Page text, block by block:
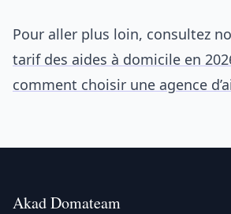
Pour aller plus loin, consultez
tarif des aides à domicile en
comment choisir une agence
Akad Domateam